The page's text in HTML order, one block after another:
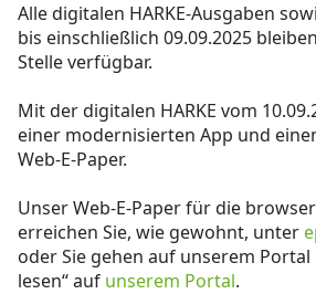
Alle digitalen HARKE-Ausgaben
bis einschließlich 09.09.2025
Stelle verfügbar.
Mit der digitalen HARKE vom
einer modernisierten App und
Web-E-Paper.
Unser Web-E-Paper für die
erreichen Sie, wie gewohnt, unter
oder Sie gehen auf unserem Portal
lesen“ auf unserem Portal.